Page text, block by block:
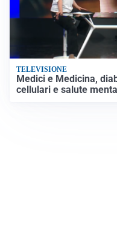
TELEVISIONE
Medici e Medicina,
cellulari e salute